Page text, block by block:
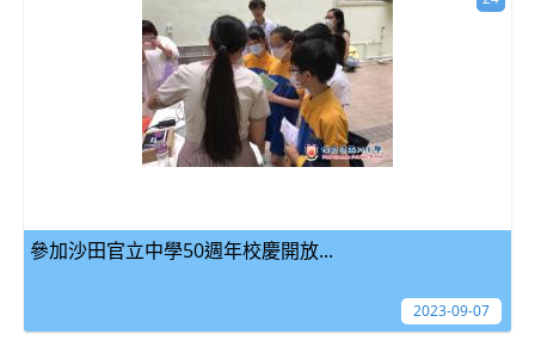
參加沙田官立中學50週年校慶開放...
2023-09-07